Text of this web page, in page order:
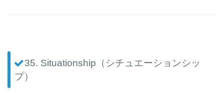
35. Situationship（シチュエーションシッ
プ）